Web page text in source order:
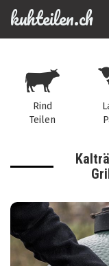
kuhteilen.ch
Rind
Teilen